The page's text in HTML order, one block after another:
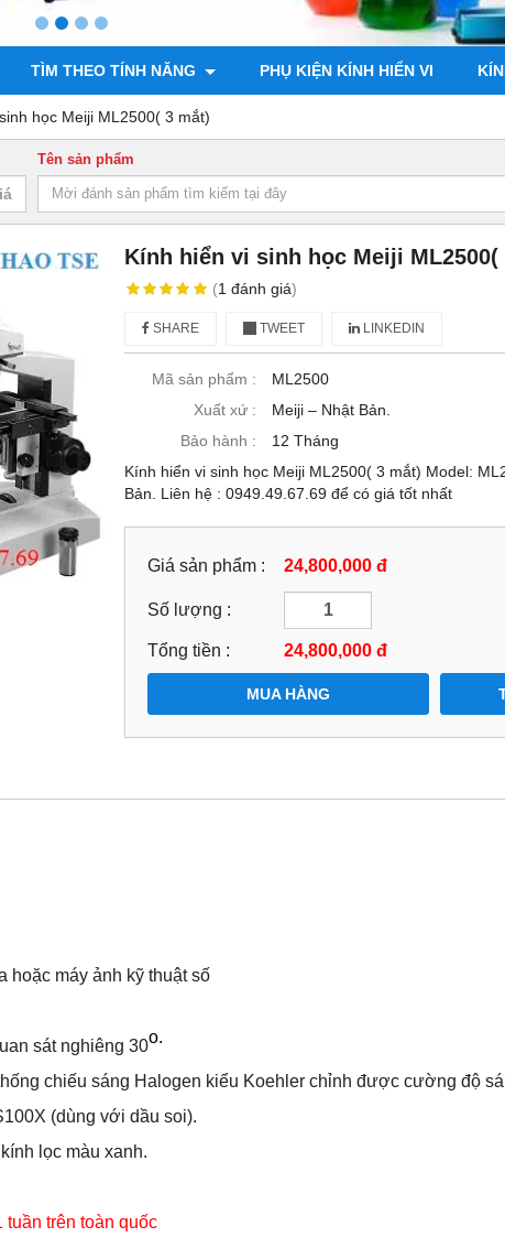
TÌM THEO TÍNH NĂNG PHỤ KIỆN KÍNH HIỂN VI
học Meiji ML2500( 3 mắt)
Tên sản phẩm
Kính hiển vi sinh học Meiji ML2500(
(1đánh giá)
SHARE TWEET LINKEDIN
Mã sản phẩm :
ML2500
Xuất xứ :
Meiji – Nhật Bản.
Bảo hành :
12 Tháng
Kính hiển vi sinh học Meiji ML2500( 3 mắt) Model:
Bản. Liên hệ : 0949.49.67.69 để có giá tốt nhất
Giá sản phẩm : 24,800,000 đ
Số lượng :
Tổng tiền : 24,800,000 đ
MUA HÀNG
hoặc máy ảnh kỹ thuật số
sát nghiêng 30o.
chiếu sáng Halogen kiểu Koehler chỉnh được cường độ
(dùng với dầu soi).
lọc màu xanh.
tuần trên toàn quốc